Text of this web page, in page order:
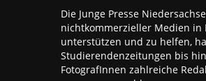
Die Junge Presse
nichtkommerzieller Medien in
unterstützen und zu helfen,
Studierendenzeitungen bis
FotografInnen zahlreiche